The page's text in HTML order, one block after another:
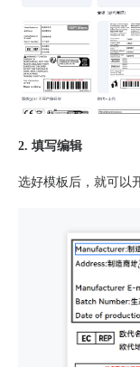
2. 填写编辑
选好模板后，就可以